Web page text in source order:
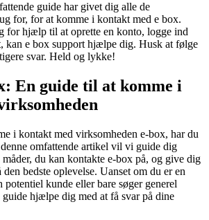
guide har givet dig alle de
for, for at komme i kontakt med e box.
for hjælp til at oprette en konto, logge ind
kan e box support hjælpe dig. Husk at følge
svar. Held og lykke!
En guide til at komme i
i kontakt med virksomheden e-box, har du
omfattende artikel vil vi guide dig
du kan kontakte e-box på, og give dig
bedste oplevelse. Uanset om du er en
potentiel kunde eller bare søger generel
hjælpe dig med at få svar på dine